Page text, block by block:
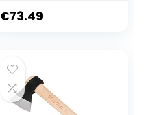
tuinwerkzaamhed
€73.49